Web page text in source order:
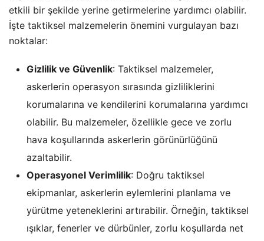
etkili bir şekilde yerine getirmelerine yardımcı olabilir.
İşte taktiksel malzemelerin önemini vurgulayan bazı
noktalar:
Gizlilik ve Güvenlik: Taktiksel malzemeler,
askerlerin operasyon sırasında gizliliklerini
korumalarına ve kendilerini korumalarına yardımcı
olabilir. Bu malzemeler, özellikle gece ve zorlu
hava koşullarında askerlerin görünürlüğünü
azaltabilir.
Operasyonel Verimlilik: Doğru taktiksel
ekipmanlar, askerlerin eylemlerini planlama ve
yürütme yeteneklerini artırabilir. Örneğin, taktiksel
ışıklar, fenerler ve dürbünler, zorlu koşullarda net